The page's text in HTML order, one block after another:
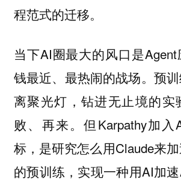
程范式的迁移。
当下AI圈最大的风口是
钱最近、最热闹的战场。预
离聚光灯，钻进无止境的实
败、再来。但Karpathy加入
标，是研究怎么用Claude来
的预训练，实现一种用AI加